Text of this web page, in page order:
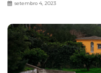
setembro 4, 2023